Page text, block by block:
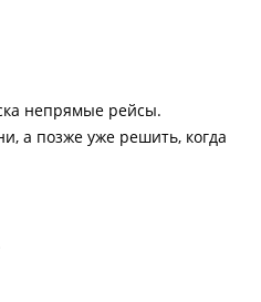
непрямые рейсы.
а позже уже решить, когда